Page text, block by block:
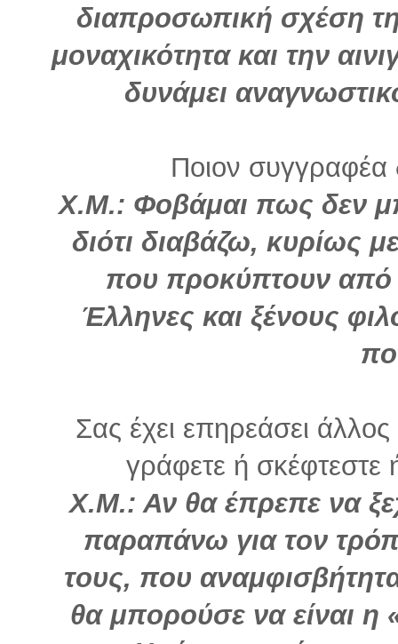
διαπροσωπική σχέση
μοναχικότητα και την
δυνάμει
Ποιον συγγραφέα
Χ.Μ.: Φοβάμαι πως δεν
διότι διαβάζω, κυρίως
που προκύπτουν από
Έλληνες και ξένους
Σας έχει επηρεάσει
γράφετε ή σκέφτεστε
Χ.Μ.: Αν θα έπρεπε να
παραπάνω για τον
τους, που
θα μπορούσε να είναι η